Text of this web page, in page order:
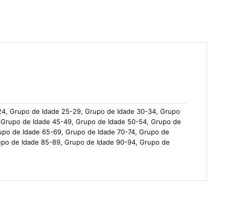
Grupo de Idade 25-29, Grupo de Idade 30-34, Grupo
de Idade 45-49, Grupo de Idade 50-54, Grupo de
de Idade 65-69, Grupo de Idade 70-74, Grupo de
de Idade 85-89, Grupo de Idade 90-94, Grupo de